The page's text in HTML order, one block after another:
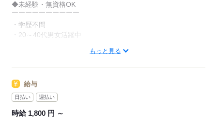
＊重さはどうなの？
ラインに流れてきたものを目の前で「立てて」検査する工程で
す。
ずっと持ち上げっぱなしで運ぶような作業ではないので、ご安
1時間あたりの検査数は15本ほど（約4分に1本）。
自分のペースでじっくり向き合えます。
◆未経験・無資格OK
￣￣￣￣￣￣￣￣￣￣
・学歴不問
・20～40代男女活躍中
◇製造業・工場ワークにチャレンジしてみたい方
◇残業なしで、趣味や家族との時間を大切にしたい方
＜住まいをお探しの方も＞
もっと見る
給与
日払い 週払い
時給 1,800 円 ～